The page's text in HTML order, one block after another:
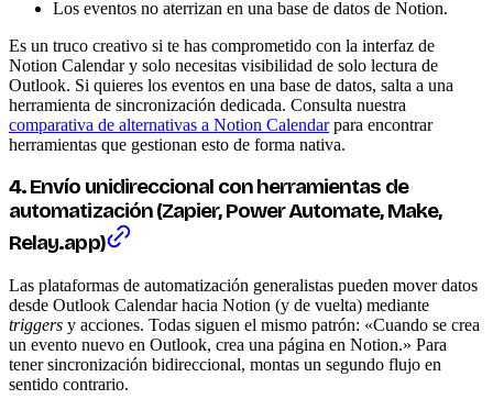
Los eventos no aterrizan en una base de datos de Notion.
Es un truco creativo si te has comprometido con la interfaz de
Notion Calendar y solo necesitas visibilidad de solo lectura de
Outlook. Si quieres los eventos en una base de datos, salta a una
herramienta de sincronización dedicada. Consulta nuestra
comparativa de alternativas a Notion Calendarpara encontrar
herramientas que gestionan esto de forma nativa.
4. Envío unidireccional con herramientas de
automatización (Zapier, Power Automate, Make,
Relay.app)
Las plataformas de automatización generalistas pueden mover datos
desde Outlook Calendar hacia Notion (y de vuelta) mediante
triggers y acciones. Todas siguen el mismo patrón: «Cuando se crea
un evento nuevo en Outlook, crea una página en Notion.» Para
tener sincronización bidireccional, montas un segundo flujo en
sentido contrario.